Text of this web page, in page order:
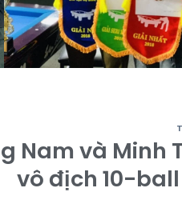
Nam và Minh
vô địch 10-